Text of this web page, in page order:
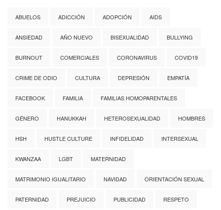
ABUELOS ADICCIÓN ADOPCIÓN AIDS
ANSIEDAD AÑO NUEVO BISEXUALIDAD BULLYING
BURNOUT COMERCIALES CORONAVIRUS COVID19
CRIME DE ODIO CULTURA DEPRESIÓN EMPATÍA
FACEBOOK FAMILIA FAMILIAS HOMOPARENTALES
GÉNERO HANUKKAH HETEROSEXUALIDAD HOMBRES
HSH HUSTLE CULTURE INFIDELIDAD INTERSEXUAL
KWANZAA LGBT MATERNIDAD
MATRIMONIO IGUALITARIO NAVIDAD ORIENTACIÓN SEXUAL
PATERNIDAD PREJUICIO PUBLICIDAD RESPETO